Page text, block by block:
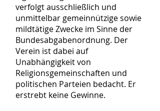
verfolgt ausschließlich und
unmittelbar gemeinnützige sowie
mildtätige Zwecke im Sinne der
Bundesabgabenordnung. Der
Verein ist dabei auf
Unabhängigkeit von
Religionsgemeinschaften und
politischen Parteien bedacht. Er
erstrebt keine Gewinne.